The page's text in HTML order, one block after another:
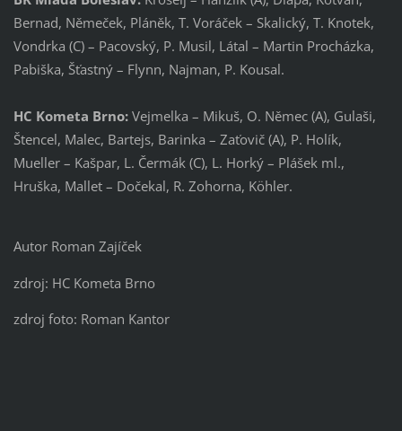
Bernad, Němeček, Pláněk, T. Voráček – Skalický, T. Knotek,
Vondrka (C) – Pacovský, P. Musil, Látal – Martin Procházka,
Pabiška, Šťastný – Flynn, Najman, P. Kousal.
HC Kometa Brno:Vejmelka – Mikuš, O. Němec (A), Gulaši,
Štencel, Malec, Bartejs, Barinka – Zaťovič (A), P. Holík,
Mueller – Kašpar, L. Čermák (C), L. Horký – Plášek ml.,
Hruška, Mallet – Dočekal, R. Zohorna, Köhler.
Autor Roman Zajíček
zdroj: HC Kometa Brno
zdroj foto: Roman Kantor